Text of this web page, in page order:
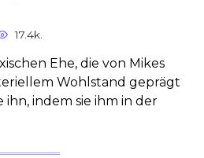
17.4k.
Ehe, die von Mikes
Wohlstand geprägt
indem sie ihm in der